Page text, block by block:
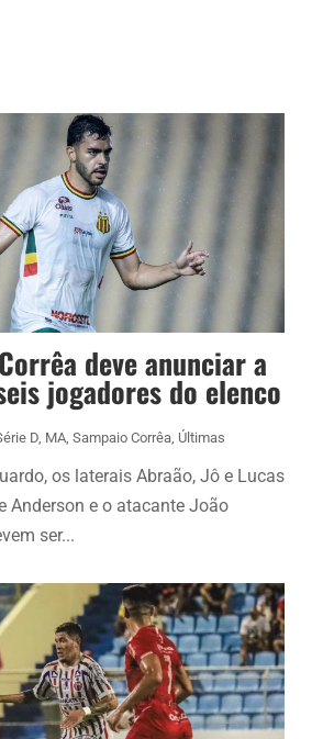
deve anunciar a
jogadores do elenco
D, MA, Sampaio Corrêa, Últimas
os laterais Abraão, Jô e Lucas
Anderson e o atacante João
ser...